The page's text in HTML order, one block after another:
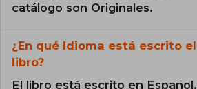
catálogo son Originales.
¿En qué Idioma está escrito el
libro?
El libro está escrito en Español.